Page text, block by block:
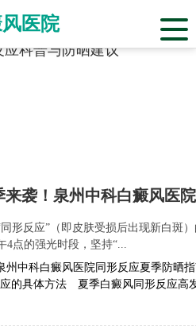
医院
科白癜风医院
标签合辑
科普与防晒建议
来袭！泉州中科白癜风医
形反应”（即皮肤受损后出现新白斑
4点的强光时段，坚持“...
州中科白癜风医院同形反应夏季防晒
的具体方法
夏季白癜风同形反应高